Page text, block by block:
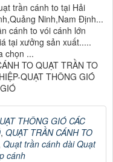
trần cánh to tại Hải
Ninh,Nam Định...
cánh to vói cánh lớn
tại xưởng sản xuất.....
chọn ...
TO QUẠT TRẦN TO
QUẠT THÔNG GIÓ
THÔNG GIÓ CÁC
, QUẠT TRẦN CÁNH TO
Quạt trần cánh dài Quạt
cánh